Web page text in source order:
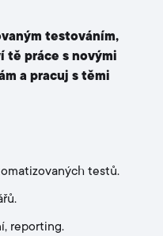
testováním,
tě práce s novými
a pracuj s těmi
testů.
reporting.